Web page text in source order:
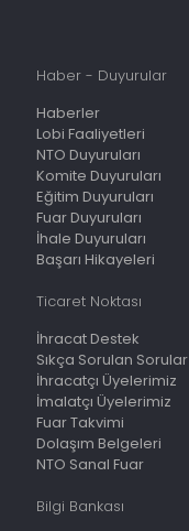
Haber - Duyurular
Haberler
Lobi Faaliyetleri
NTO Duyuruları
Komite Duyuruları
Eğitim Duyuruları
Fuar Duyuruları
İhale Duyuruları
Başarı Hikayeleri
Ticaret Noktası
İhracat Destek
Sıkça Sorulan Sorular
İhracatçı Üyelerimiz
İmalatçı Üyelerimiz
Fuar Takvimi
Dolaşım Belgeleri
NTO Sanal Fuar
Bilgi Bankası